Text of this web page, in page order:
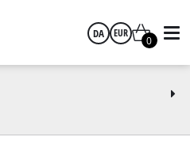
DA EUR
0